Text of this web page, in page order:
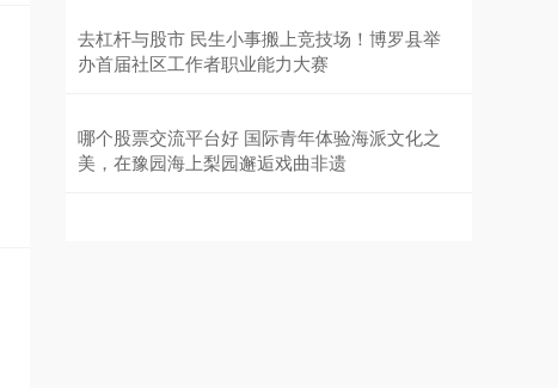
去杠杆与股市 民生小事搬上竞技场！博罗县举
办首届社区工作者职业能力大赛
哪个股票交流平台好 国际青年体验海派文化之
美，在豫园海上梨园邂逅戏曲非遗